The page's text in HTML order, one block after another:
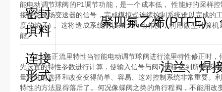
密封
填料
聚四氟乙烯(PTFE)
连接
形式
法兰、焊
能电动调节球阀的P1调节功能，是一个成本低， 性能好的采样
接接受现场变送器的信号，完成模拟式连续控制系统难以完成的
度的炉子)， 这将造成系统的误差大、动作慢，利用微型计算
能。
2、修正流里特性当智能电动调节球阀进行流里特性修正时，
先设置的特性参数进行计算，使输入信号与阀i ]位移达到所要求
量特性的选择和改变变得简单、容易、这对控制系统非常重要。
特性的方法显得落后了。何况像蝶阀之类的角行程阀，不能用